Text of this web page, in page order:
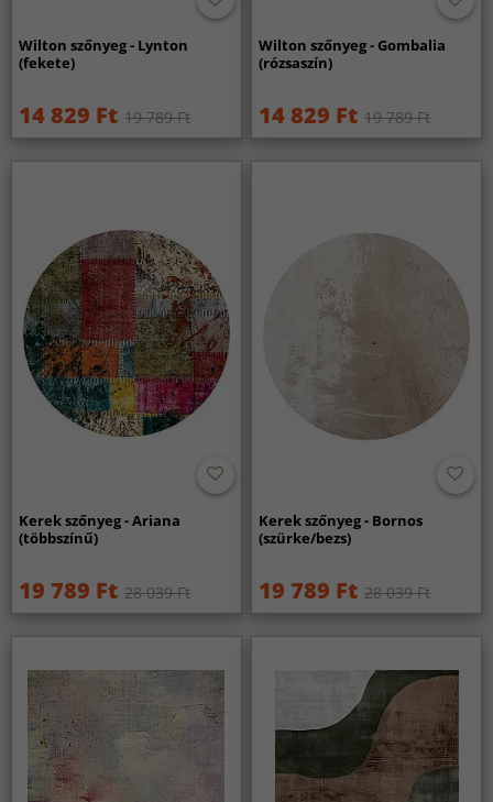
Wilton szőnyeg - Lynton
(fekete)
14 829 Ft 19 789 Ft
Wilton szőnyeg - Gombalia
(rózsaszín)
14 829 Ft 19 789 Ft
Kerek szőnyeg - Ariana
(többszínű)
19 789 Ft 28 039 Ft
Kerek szőnyeg - Bornos
(szürke/bezs)
19 789 Ft 28 039 Ft